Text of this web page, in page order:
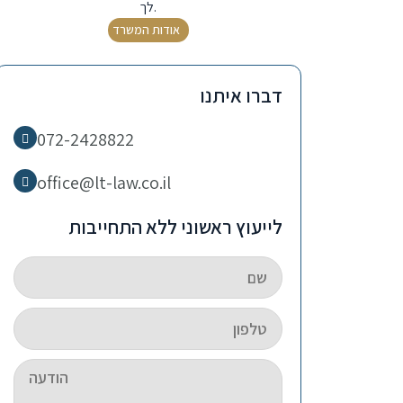
לך.
אודות המשרד
דברו איתנו
072-2428822
office@lt-law.co.il
לייעוץ ראשוני ללא התחייבות